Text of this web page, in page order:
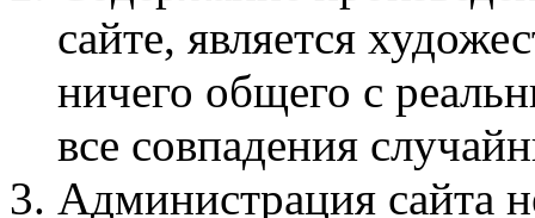
сайте, является
ничего общего с
все совпадения
Администрация сайта